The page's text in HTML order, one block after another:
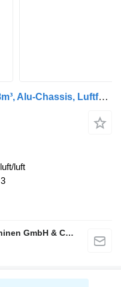
General Trailer TF34CZ, Alu, 68m³, Alu-Chassis, Luftfederung
luft/luft
3
alga Nutzfahrzeug- und Baumaschinen GmbH & Co. KG